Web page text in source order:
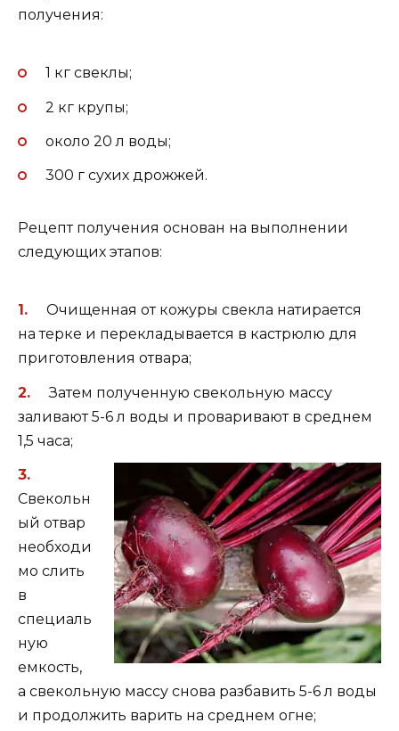
получения:
1 кг свеклы;
2 кг крупы;
около 20 л воды;
300 г сухих дрожжей.
Рецепт получения основан на выполнении
следующих этапов:
Очищенная от кожуры свекла натирается
на терке и перекладывается в кастрюлю для
приготовления отвара;
Затем полученную свекольную массу
заливают 5-6 л воды и проваривают в среднем
1,5 часа;
Свекольн
ый отвар
необходи
мо слить
в
специаль
ную
емкость,
а свекольную массу снова разбавить 5-6 л воды
и продолжить варить на среднем огне;